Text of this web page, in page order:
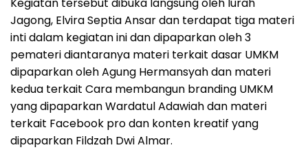
Kegiatan tersebut dibuka langsung oleh lurah
Jagong, Elvira Septia Ansar dan terdapat tiga materi
inti dalam kegiatan ini dan dipaparkan oleh 3
pemateri diantaranya materi terkait dasar UMKM
dipaparkan oleh Agung Hermansyah dan materi
kedua terkait Cara membangun branding UMKM
yang dipaparkan Wardatul Adawiah dan materi
terkait Facebook pro dan konten kreatif yang
dipaparkan Fildzah Dwi Almar.